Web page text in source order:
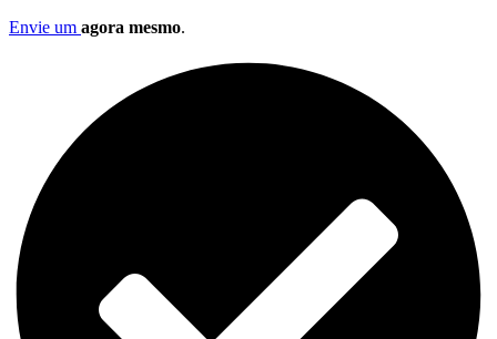
Envie um agora mesmo.